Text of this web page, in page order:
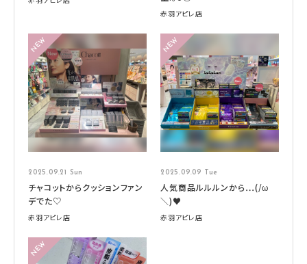
赤羽アピレ店
2025.09.21 Sun
チャコットからクッションファン
デでた♡
赤羽アピレ店
2025.09.09 Tue
人気商品ルルルンから…(/ω
＼)♥
赤羽アピレ店